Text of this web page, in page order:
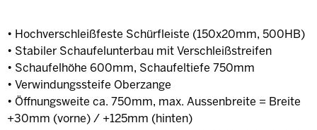
• Hochverschleißfeste Schürfleiste (150x20mm, 500HB)
• Stabiler Schaufelunterbau mit Verschleißstreifen
• Schaufelhöhe 600mm, Schaufeltiefe 750mm
• Verwindungssteife Oberzange
• Öffnungsweite ca. 750mm, max. Aussenbreite = Breite
+30mm (vorne) / +125mm (hinten)